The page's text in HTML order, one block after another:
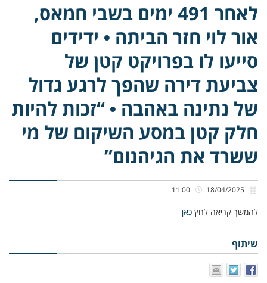
לאחר 491 ימים בשבי חמאס,
אור לוי חזר הביתה • ידידים
סייעו לו בפרויקט קטן של
צביעת דירה שהפך לרגע גדול
של נתינה באהבה • “זכות להיות
חלק קטן במסע השיקום של מי
ששרד את הגיהנום”
להמשך קריאה לחץ כאן
שיתוף